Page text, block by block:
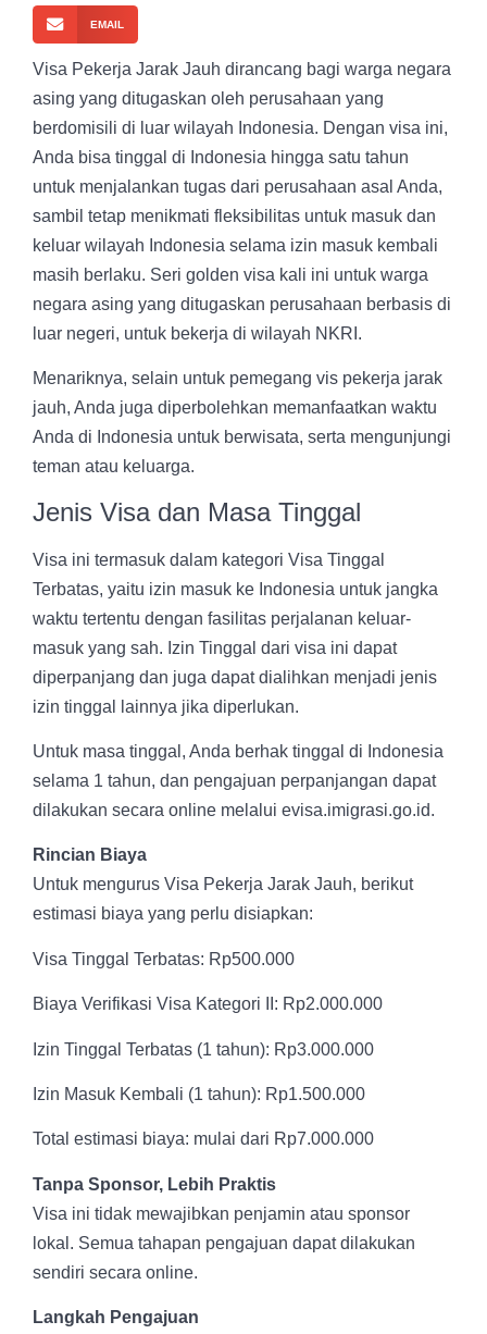
EMAIL
Visa Pekerja Jarak Jauh dirancang bagi warga negara
asing yang ditugaskan oleh perusahaan yang
berdomisili di luar wilayah Indonesia. Dengan visa ini,
Anda bisa tinggal di Indonesia hingga satu tahun
untuk menjalankan tugas dari perusahaan asal Anda,
sambil tetap menikmati fleksibilitas untuk masuk dan
keluar wilayah Indonesia selama izin masuk kembali
masih berlaku. Seri golden visa kali ini untuk warga
negara asing yang ditugaskan perusahaan berbasis di
luar negeri, untuk bekerja di wilayah NKRI.
Menariknya, selain untuk pemegang vis pekerja jarak
jauh, Anda juga diperbolehkan memanfaatkan waktu
Anda di Indonesia untuk berwisata, serta mengunjungi
teman atau keluarga.
Jenis Visa dan Masa Tinggal
Visa ini termasuk dalam kategori Visa Tinggal
Terbatas, yaitu izin masuk ke Indonesia untuk jangka
waktu tertentu dengan fasilitas perjalanan keluar-
masuk yang sah. Izin Tinggal dari visa ini dapat
diperpanjang dan juga dapat dialihkan menjadi jenis
izin tinggal lainnya jika diperlukan.
Untuk masa tinggal, Anda berhak tinggal di Indonesia
selama 1 tahun, dan pengajuan perpanjangan dapat
dilakukan secara online melalui evisa.imigrasi.go.id.
Rincian Biaya
Untuk mengurus Visa Pekerja Jarak Jauh, berikut
estimasi biaya yang perlu disiapkan:
Visa Tinggal Terbatas: Rp500.000
Biaya Verifikasi Visa Kategori II: Rp2.000.000
Izin Tinggal Terbatas (1 tahun): Rp3.000.000
Izin Masuk Kembali (1 tahun): Rp1.500.000
Total estimasi biaya: mulai dari Rp7.000.000
Tanpa Sponsor, Lebih Praktis
Visa ini tidak mewajibkan penjamin atau sponsor
lokal. Semua tahapan pengajuan dapat dilakukan
sendiri secara online.
Langkah Pengajuan